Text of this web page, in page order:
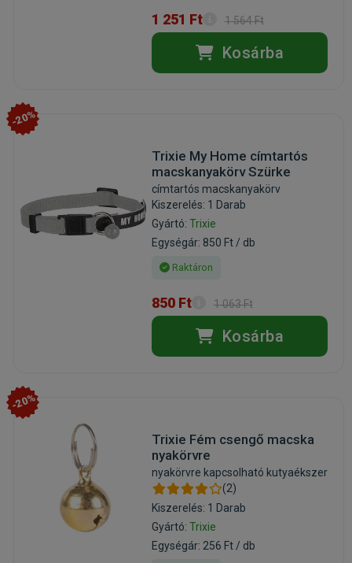
1 251 Ft 1 564 Ft
Kosárba
-20%
Trixie My Home címtartós
macskanyakörv Szürke
címtartós macskanyakörv
Kiszerelés: 1 Darab
Gyártó: Trixie
Egységár: 850 Ft / db
Raktáron
850 Ft 1 063 Ft
Kosárba
-20%
Trixie Fém csengő macska
nyakörvre
nyakörvre kapcsolható kutyaékszer
(2)
Kiszerelés: 1 Darab
Gyártó: Trixie
Egységár: 256 Ft / db